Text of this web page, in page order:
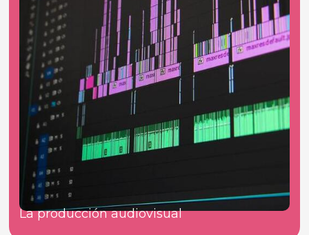
La producción audiovisual